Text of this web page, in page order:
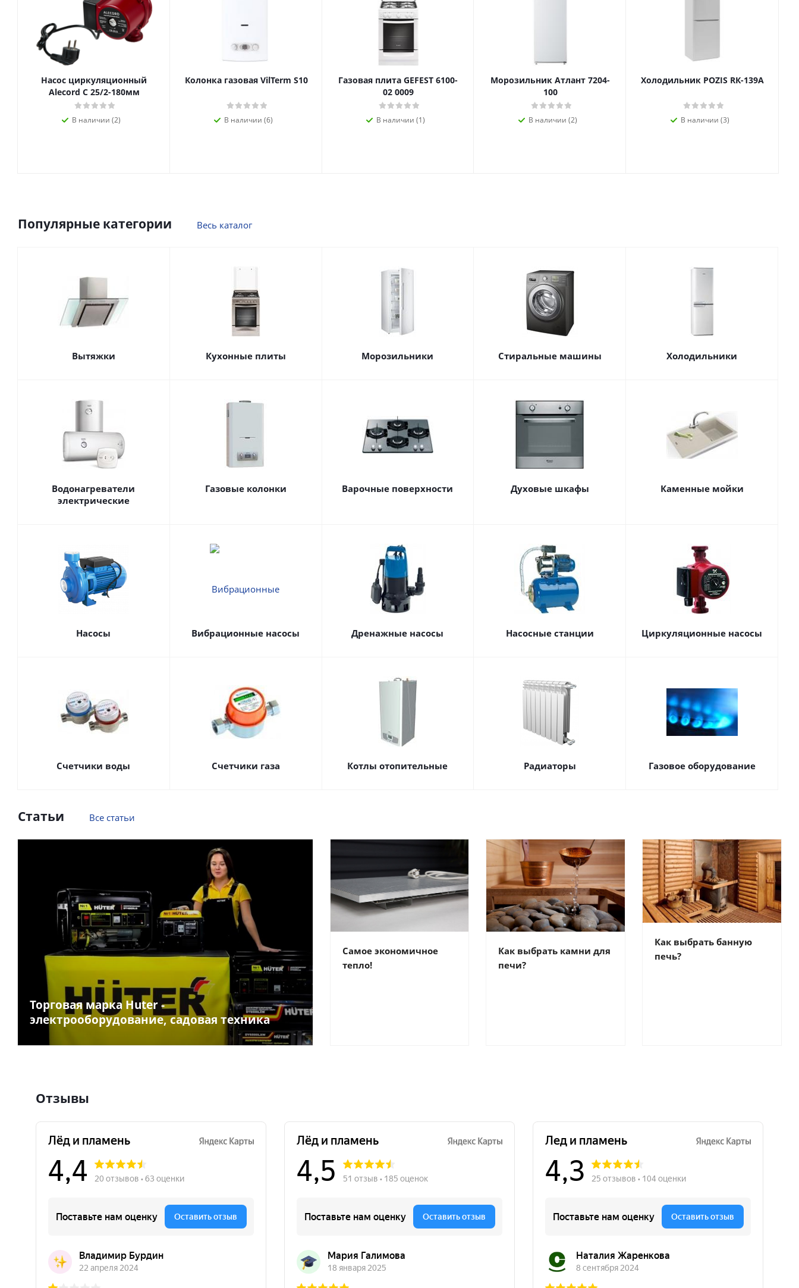
Насос циркуляционный
Alecord C 25/2-180мм
В наличии (2)
Колонка газовая VilTerm S10
В наличии (6)
Газовая плита GEFEST 6100-
02 0009
В наличии (1)
Морозильник Атлант 7204-
100
В наличии (2)
Холодильник POZIS RК-139А
В наличии (3)
Популярные категории Весь каталог
Вытяжки Кухонные плиты Морозильники Стиральные машины Холодильники
Водонагреватели
электрические
Газовые колонки Варочные поверхности Духовые шкафы Каменные мойки
Насосы Вибрационные насосы Дренажные насосы Насосные станции Циркуляционные насосы
Счетчики воды Счетчики газа Котлы отопительные Радиаторы Газовое оборудование
Статьи Все статьи
Торговая марка Huter -
электрооборудование, садовая техника
Самое экономичное
тепло!
Как выбрать камни для
печи?
Как выбрать банную
печь?
Отзывы